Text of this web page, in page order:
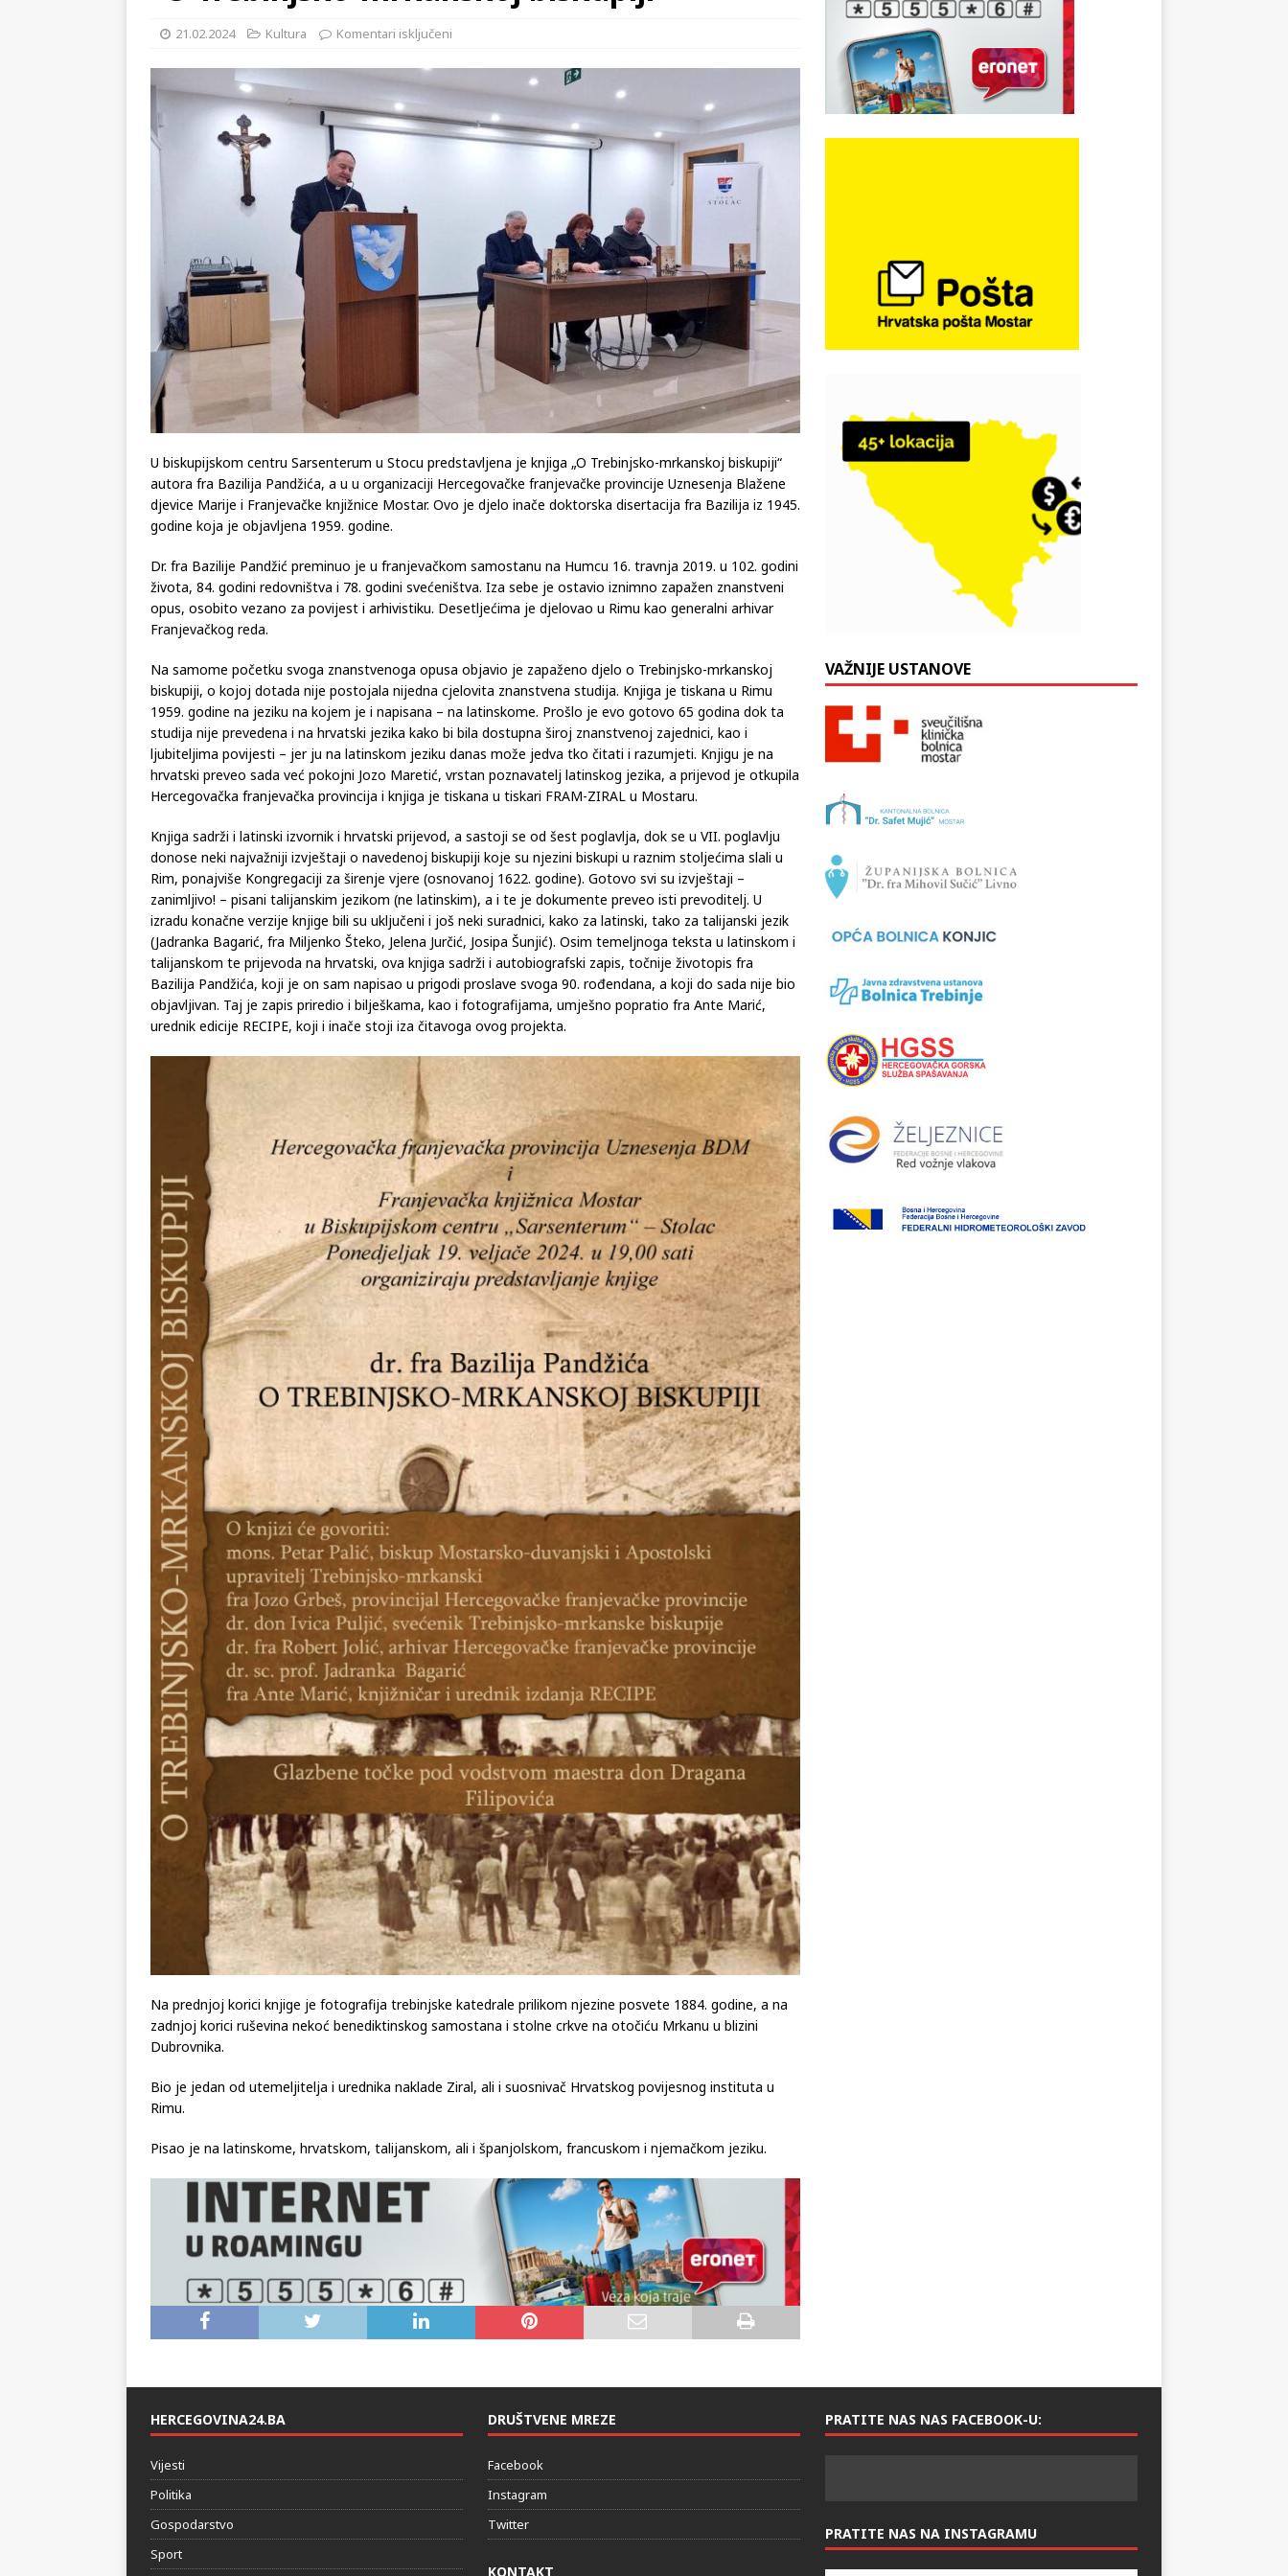
(video)
[ 28.07.2026 ] Uhićen napadač iz Međugorja; ‘Slobodna Dalmacija‘ u posjedu dramatične
snimke potjere i hvatanja muškarca u polju kod granice!
CRNA KRONIKA
[ 06.08.2026 ] Vrhunac toplinskog vala. Svježije u petak. Negdje stižu i pljuskovi. VRIJEME
21.02.2024 Kultura Komentari isključeni
U biskupijskom centru Sarsenterum u Stocu predstavljena je knjiga „O Trebinjsko-mrkanskoj biskupiji“
autora fra Bazilija Pandžića, a u u organizaciji Hercegovačke franjevačke provincije Uznesenja Blažene
djevice Marije i Franjevačke knjižnice Mostar. Ovo je djelo inače doktorska disertacija fra Bazilija iz 1945.
godine koja je objavljena 1959. godine.
Dr. fra Bazilije Pandžić preminuo je u franjevačkom samostanu na Humcu 16. travnja 2019. u 102. godini
života, 84. godini redovništva i 78. godini svećeništva. Iza sebe je ostavio iznimno zapažen znanstveni
opus, osobito vezano za povijest i arhivistiku. Desetljećima je djelovao u Rimu kao generalni arhivar
Franjevačkog reda.
Na samome početku svoga znanstvenoga opusa objavio je zapaženo djelo o Trebinjsko-mrkanskoj
biskupiji, o kojoj dotada nije postojala nijedna cjelovita znanstvena studija. Knjiga je tiskana u Rimu
1959. godine na jeziku na kojem je i napisana – na latinskome. Prošlo je evo gotovo 65 godina dok ta
studija nije prevedena i na hrvatski jezika kako bi bila dostupna široj znanstvenoj zajednici, kao i
ljubiteljima povijesti – jer ju na latinskom jeziku danas može jedva tko čitati i razumjeti. Knjigu je na
hrvatski preveo sada već pokojni Jozo Maretić, vrstan poznavatelj latinskog jezika, a prijevod je otkupila
Hercegovačka franjevačka provincija i knjiga je tiskana u tiskari FRAM-ZIRAL u Mostaru.
Knjiga sadrži i latinski izvornik i hrvatski prijevod, a sastoji se od šest poglavlja, dok se u VII. poglavlju
donose neki najvažniji izvještaji o navedenoj biskupiji koje su njezini biskupi u raznim stoljećima slali u
Rim, ponajviše Kongregaciji za širenje vjere (osnovanoj 1622. godine). Gotovo svi su izvještaji –
zanimljivo! – pisani talijanskim jezikom (ne latinskim), a i te je dokumente preveo isti prevoditelj. U
izradu konačne verzije knjige bili su uključeni i još neki suradnici, kako za latinski, tako za talijanski jezik
(Jadranka Bagarić, fra Miljenko Šteko, Jelena Jurčić, Josipa Šunjić). Osim temeljnoga teksta u latinskom i
talijanskom te prijevoda na hrvatski, ova knjiga sadrži i autobiografski zapis, točnije životopis fra
Bazilija Pandžića, koji je on sam napisao u prigodi proslave svoga 90. rođendana, a koji do sada nije bio
objavljivan. Taj je zapis priredio i bilješkama, kao i fotografijama, umješno popratio fra Ante Marić,
urednik edicije RECIPE, koji i inače stoji iza čitavoga ovog projekta.
Na prednjoj korici knjige je fotografija trebinjske katedrale prilikom njezine posvete 1884. godine, a na
zadnjoj korici ruševina nekoć benediktinskog samostana i stolne crkve na otočiću Mrkanu u blizini
Dubrovnika.
Bio je jedan od utemeljitelja i urednika naklade Ziral, ali i suosnivač Hrvatskog povijesnog instituta u
Rimu.
Pisao je na latinskome, hrvatskom, talijanskom, ali i španjolskom, francuskom i njemačkom jeziku.
VAŽNIJE USTANOVE
HERCEGOVINA24.BA
Vijesti
Politika
Gospodarstvo
Sport
DRUŠTVENE MREZE
Facebook
Instagram
Twitter
KONTAKT
PRATITE NAS NAS FACEBOOK-U:
PRATITE NAS NA INSTAGRAMU